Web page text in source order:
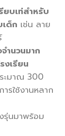
ยบเท่สำหรับ
ด็ก เช่น ลาย
ำนวนมาก
งเรียน
ะมาณ 300
รใช้งานหลาก
รุ่นมาพร้อม